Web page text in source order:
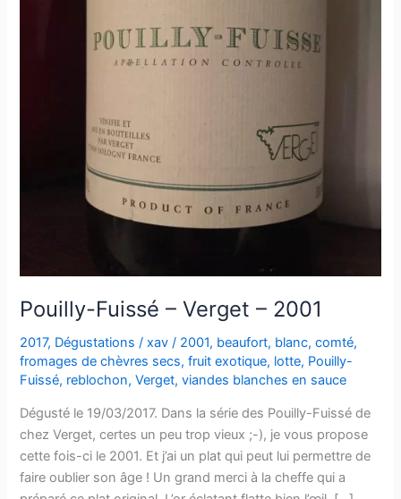
Pouilly-Fuissé – Verget – 2001
2017, Dégustations /xav/ 2001, beaufort, blanc,comté,
fromages de chèvres secs,fruit exotique, lotte, Pouilly-
Fuissé, reblochon,Verget,viandes blanches en sauce
Dégusté le 19/03/2017. Dans la série des Pouilly-Fuissé de
chez Verget, certes un peu trop vieux ;-), je vous propose
cette fois-ci le 2001. Et j’ai un plat qui peut lui permettre de
faire oublier son âge ! Un grand merci à la cheffe qui a